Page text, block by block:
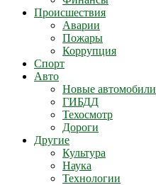
Происшествия
Аварии
Пожары
Коррупция
Спорт
Авто
Новые автомобили
ГИБДД
Техосмотр
Дороги
Другие
Культура
Наука
Технологии